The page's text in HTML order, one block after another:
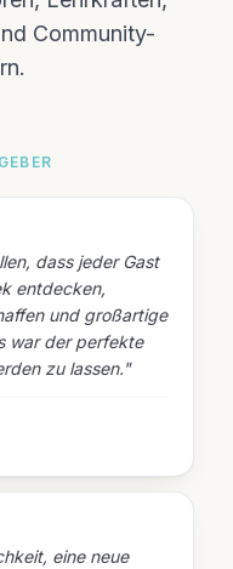
Community-
dass jeder Gast
entdecken,
und großartige
war der perfekte
zu lassen."
eine neue